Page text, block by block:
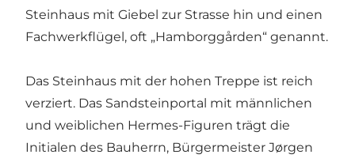
Steinhaus mit Giebel zur Strasse hin und einen
Fachwerkflügel, oft „Hamborggården“ genannt.
Das Steinhaus mit der hohen Treppe ist reich
verziert. Das Sandsteinportal mit männlichen
und weiblichen Hermes-Figuren trägt die
Initialen des Bauherrn, Bürgermeister Jørgen